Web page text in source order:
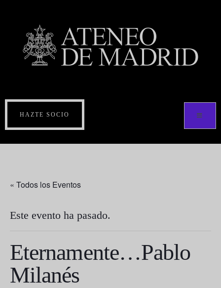
HAZTE SOCIO
« Todos los Eventos
Este evento ha pasado.
Eternamente…Pablo
Milanés